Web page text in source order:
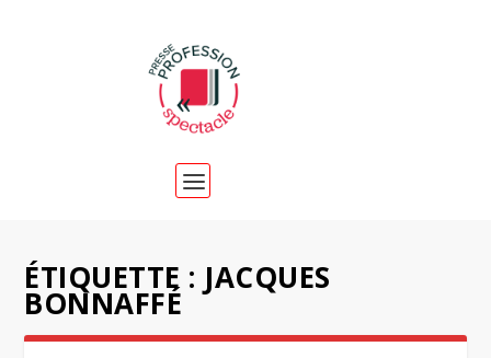
ÉTIQUETTE : JACQUES
BONNAFFÉ